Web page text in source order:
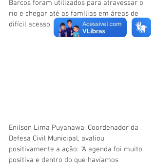
Barcos foram utilizados para atravessar o
rio e chegar até as famílias em áreas de
difícil acesso.
Enilson Lima Puyanawa, Coordenador da
Defesa Civil Municipal, avaliou
positivamente a ação: “A agenda foi muito
positiva e dentro do que havíamos